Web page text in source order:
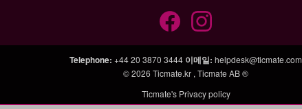
Telephone: +44 20 3870 3444 이메일: helpdesk@ticmate.com
© 2026 Ticmate.kr , Ticmate AB ®
Ticmate's Privacy policy